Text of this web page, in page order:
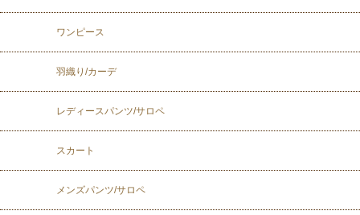
ワンピース
羽織り/カーデ
レディースパンツ/サロペ
スカート
メンズパンツ/サロペ